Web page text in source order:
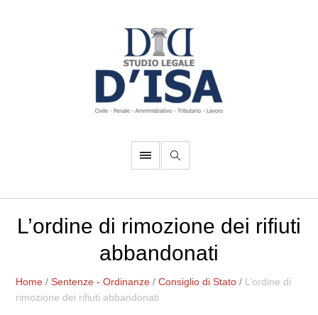
L’ordine di rimozione dei rifiuti
abbandonati
Home /Sentenze - Ordinanze /Consiglio di Stato / L’ordine di
rimozione dei rifiuti abbandonati